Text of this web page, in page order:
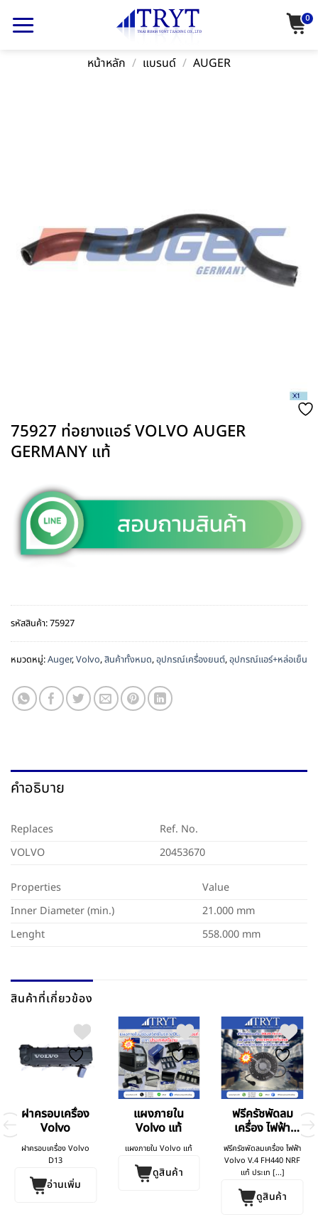
0
หน้าหลัก / แบรนด์ / AUGER
75927 ท่อยางแอร์ VOLVO AUGER
GERMANY แท้
รหัสสินค้า:75927
หมวดหมู่:Auger,Volvo,สินค้าทั้งหมด,อุปกรณ์เครื่องยนต์,อุปกรณ์แอร์+หล่อเย็น
คำอธิบาย
Replaces
Ref. No.
VOLVO
20453670
Properties
Value
Inner Diameter (min.)
21.000 mm
Lenght
558.000 mm
สินค้าที่เกี่ยวข้อง
ฝาครอบเครื่อง
Volvo
ฝาครอบเครื่อง Volvo
D13
อ่านเพิ่ม
แผงภายใน
Volvo แท้
แผงภายใน Volvo แท้
ดูสินค้า
ฟรีครัชพัดลม
เครื่อง ไฟฟ้า
Volvo V.4
FH440
ฟรีครัชพัดลมเครื่อง ไฟฟ้า
Volvo V.4 FH440 NRF
แท้ ประเท [...]
ดูสินค้า